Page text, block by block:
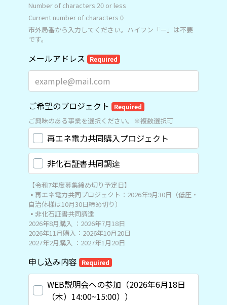
Number of characters 20 or less
Current number of characters 0
市外局番から入力してください。ハイフン「－」は不要
です。
メールアドレス Required
ご希望のプロジェクト Required
ご興味のある事業を選択ください。※複数選択可
再エネ電力共同購入プロジェクト
非化石証書共同調達
【令和7年度募集締め切り予定日】​
▪再エネ電力共同プロジェクト：2026年9月30日（低圧・
自治体様は10月30日締め切り）​
▪非化石証書共同調達​
2026年8月購入 ：2026年7月18日​
2026年11月購入：2026年10月20日​
2027年2月購入 ：2027年1月20日​
申し込み内容 Required
WEB説明会への参加（2026年6月18日
（木）14:00~15:00））